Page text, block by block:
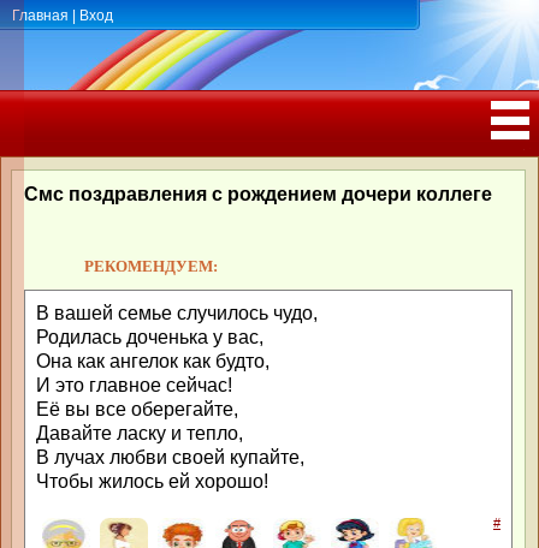
Главная Вход
РОЖДЕНИЯ, ЮБИЛЕЕМ
Смс поздравления с рождением дочери коллеге
РЕКОМЕНДУЕМ:
В вашей семье случилось чудо,
Родилась доченька у вас,
Она как ангелок как будто,
И это главное сейчас!
Её вы все оберегайте,
Давайте ласку и тепло,
В лучах любви своей купайте,
Чтобы жилось ей хорошо!
#